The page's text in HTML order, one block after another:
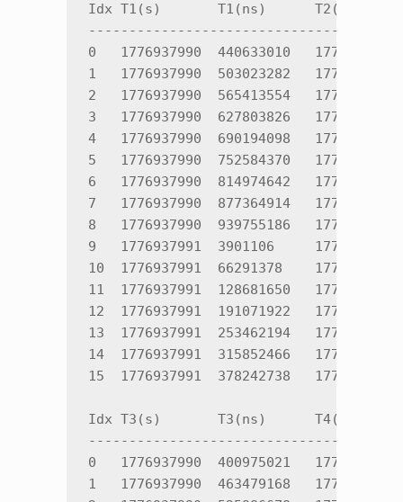
Idx T1(s)       T1(ns)      T2(s)
0   1776937990  440633010
1   1776937990  503023282
2   1776937990  565413554
3   1776937990  627803826
4   1776937990  690194098
5   1776937990  752584370
6   1776937990  814974642
7   1776937990  877364914
8   1776937990  939755186
9   1776937991  3901106
10  1776937991  66291378
11  1776937991  128681650
12  1776937991  191071922
13  1776937991  253462194
14  1776937991  315852466
15  1776937991  378242738
Idx T3(s)       T3(ns)      T4(s)
0   1776937990  400975021
1   1776937990  463479168